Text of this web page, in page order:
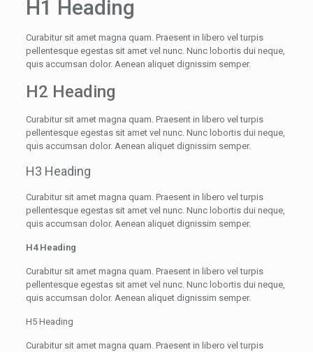
H1 Heading
Curabitur sit amet magna quam. Praesent in libero vel turpis
pellentesque egestas sit amet vel nunc. Nunc lobortis dui neque,
quis accumsan dolor. Aenean aliquet dignissim semper.
H2 Heading
Curabitur sit amet magna quam. Praesent in libero vel turpis
pellentesque egestas sit amet vel nunc. Nunc lobortis dui neque,
quis accumsan dolor. Aenean aliquet dignissim semper.
H3 Heading
Curabitur sit amet magna quam. Praesent in libero vel turpis
pellentesque egestas sit amet vel nunc. Nunc lobortis dui neque,
quis accumsan dolor. Aenean aliquet dignissim semper.
H4 Heading
Curabitur sit amet magna quam. Praesent in libero vel turpis
pellentesque egestas sit amet vel nunc. Nunc lobortis dui neque,
quis accumsan dolor. Aenean aliquet dignissim semper.
H5 Heading
Curabitur sit amet magna quam. Praesent in libero vel turpis